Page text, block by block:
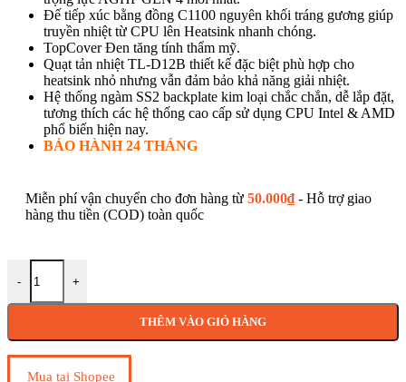
Đế tiếp xúc bằng đồng C1100 nguyên khối tráng gương giúp
truyền nhiệt từ CPU lên Heatsink nhanh chóng.
TopCover Đen tăng tính thẩm mỹ.
Quạt tản nhiệt TL-D12B thiết kế đặc biệt phù hợp cho
heatsink nhỏ nhưng vẫn đảm bảo khả năng giải nhiệt.
Hệ thống ngàm SS2 backplate kim loại chắc chắn, dễ lắp đặt,
tương thích các hệ thống cao cấp sử dụng CPU Intel & AMD
phổ biến hiện nay.
BẢO HÀNH 24 THÁNG
Miễn phí vận chuyển cho đơn hàng từ 50.000₫- Hỗ trợ giao
hàng thu tiền (COD) toàn quốc
-
Tản nhiệt CPU Thermalright Assassin King 120 MINI V2 (AK120
+
THÊM VÀO GIỎ HÀNG
Mua tại Shopee